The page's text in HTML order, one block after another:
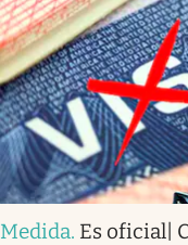
Medida. Es oficial|